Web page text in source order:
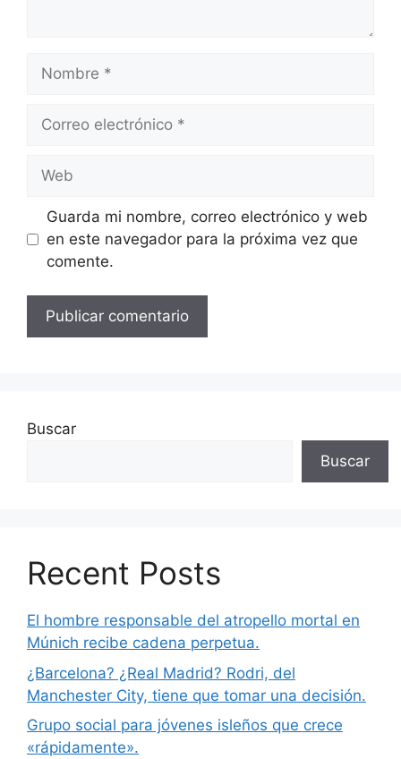
electrónico
Guarda mi nombre, correo electrónico y web
en este navegador para la próxima vez que
comente.
Buscar
Buscar
Recent Posts
El hombre responsable del atropello mortal en
Múnich recibe cadena perpetua.
¿Barcelona? ¿Real Madrid? Rodri, del
Manchester City, tiene que tomar una decisión.
Grupo social para jóvenes isleños que crece
«rápidamente».